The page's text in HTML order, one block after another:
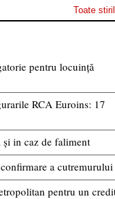
Toate
pentru locuință
RCA Euroins: 17
in caz de faliment
a cutremurului
pentru un